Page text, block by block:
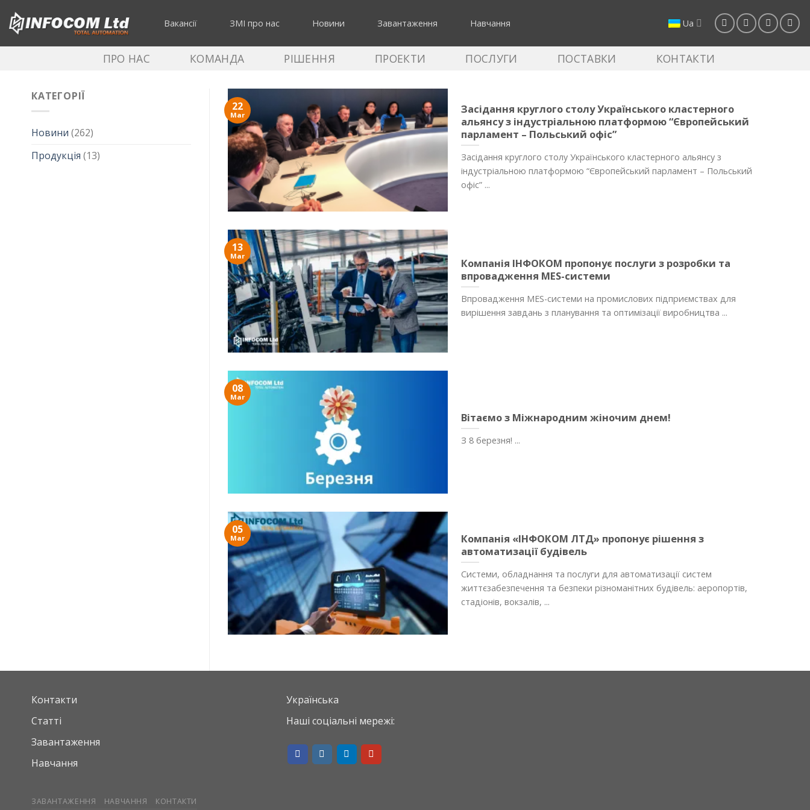
content
Вакансії ЗМІ про нас Новини Завантаження Навчання Ua
ПРО НАС КОМАНДА РІШЕННЯ ПРОЕКТИ ПОСЛУГИ ПОСТАВКИ КОНТАКТИ
КАТЕГОРІЇ
Новини (262)
Продукція (13)
Засідання круглого столу Українського кластерного
альянсу з індустріальною платформою “Європейський
парламент – Польський офіс”
Засідання круглого столу Українського кластерного альянсу з
індустріальною платформою “Європейський парламент – Польський
офіс” ...
22
Mar
Компанія ІНФОКОМ пропонує послуги з розробки та
впровадження MES-системи
Впровадження MES-системи на промислових підприємствах для
вирішення завдань з планування та оптимізації виробництва ...
13
Mar
Вітаємо з Міжнародним жіночим днем!
З 8 березня! ...
08
Mar
Компанія «ІНФОКОМ ЛТД» пропонує рішення з
автоматизації будівель
Системи, обладнання та послуги для автоматизації систем
життєзабезпечення та безпеки різноманітних будівель: аеропортів,
стадіонів, вокзалів, ...
05
Mar
Контакти
Статті
Завантаження
Навчання
Українська
Наші соціальні мережі:
ЗАВАНТАЖЕННЯ НАВЧАННЯ КОНТАКТИ